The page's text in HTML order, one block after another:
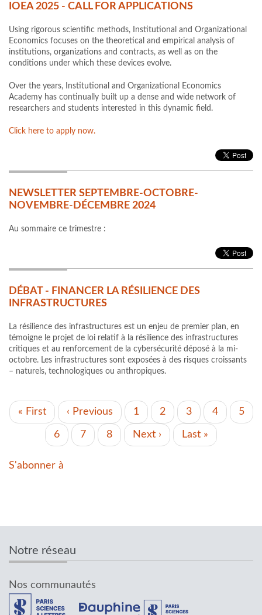
IOEA 2025 - CALL FOR APPLICATIONS
Using rigorous scientific methods, Institutional and Organizational
Economics focuses on the theoretical and empirical analysis of
institutions, organizations and contracts, as well as on the
conditions under which these devices evolve.
Over the years, Institutional and Organizational Economics
Academy has continually built up a dense and wide network of
researchers and students interested in this dynamic field.
Click here to apply now.
NEWSLETTER SEPTEMBRE-OCTOBRE-
NOVEMBRE-DÉCEMBRE 2024
Au sommaire ce trimestre :
DÉBAT - FINANCER LA RÉSILIENCE DES
INFRASTRUCTURES
La résilience des infrastructures est un enjeu de premier plan, en
témoigne le projet de loi relatif à la résilience des infrastructures
critiques et au renforcement de la cybersécurité déposé à la mi-
octobre. Les infrastructures sont exposées à des risques croissants
– naturels, technologiques ou anthropiques.
PAGINATION
Première
« First
Page
précédente
‹ Previous Page
1 Page
2
Page
actuelle
3 Page
4 Page
5
Page
6 Page
7 Page
8
Page
Next ›
Dernière
Last »
S'abonner à
Notre réseau
Nos communautés